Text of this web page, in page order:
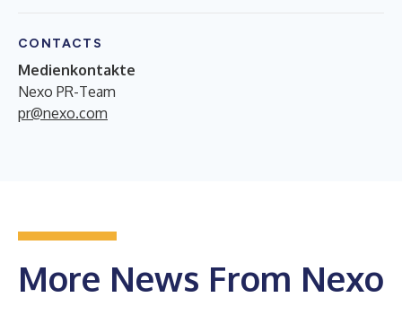
CONTACTS
Medienkontakte
Nexo PR-Team
pr@nexo.com
More News From Nexo